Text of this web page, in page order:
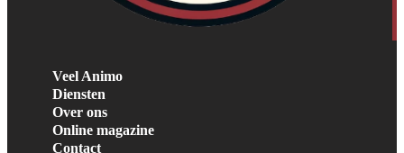
Veel Animo
Diensten
Over ons
Online magazine
Contact